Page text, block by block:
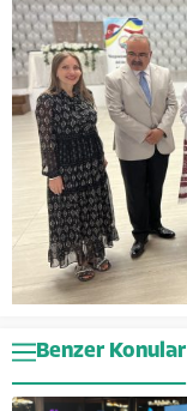
Benzer Konular